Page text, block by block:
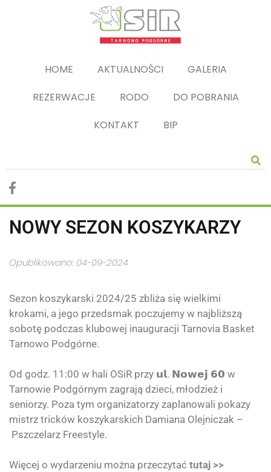
HOME AKTUALNOŚCI
GALERIA
REZERWACJE
RODO
DO POBRANIA
KONTAKT
BIP
NOWY SEZON KOSZYKARZY
Opublikowano: 04-09-2024
Sezon koszykarski 2024/25 zbliża się wielkimi
krokami, a jego przedsmak poczujemy w najbliższą
sobotę podczas klubowej inauguracji Tarnovia Basket
Tarnowo Podgórne.
Od godz. 11:00 w hali OSiR przy 𝘂𝗹. 𝗡𝗼𝘄𝗲𝗷 𝟲𝟬 w
Tarnowie Podgórnym zagrają dzieci, młodzież i
seniorzy. Poza tym organizatorzy zaplanowali pokazy
mistrz tricków koszykarskich Damiana Olejniczak –
Pszczelarz Freestyle.
Więcej o wydarzeniu można przeczytać tutaj >>